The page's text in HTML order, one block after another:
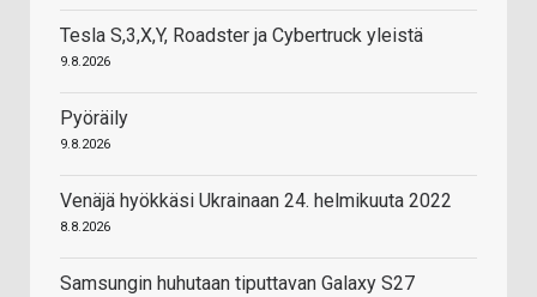
Tesla S,3,X,Y, Roadster ja Cybertruck yleistä
9.8.2026
Pyöräily
9.8.2026
Venäjä hyökkäsi Ukrainaan 24. helmikuuta 2022
8.8.2026
Samsungin huhutaan tiputtavan Galaxy S27